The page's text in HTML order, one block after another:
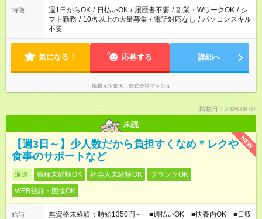
ください！
特徴 週1日からOK / 日払いOK / 履歴書不要 / 副業・WワークOK / シ
フト勤務 / 10名以上の大量募集 / 電話対応なし / パソコンスキル
不要
気になる！ 応募する 詳細へ
掲載元企業名 株式会社マッシュ
掲載日：2026.08.07
未読
NEW
【週3日～】少人数だから負担すくなめ＊レクや
食事のサポートなど
派遣 職種未経験OK 社会人未経験OK
ブランクOK
WEB登録・面接OK
給与
無資格未経験：時給1350円～ ■週払いOK ■扶養内OK ■日収